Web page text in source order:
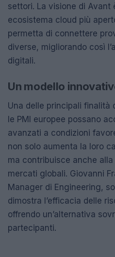
settori. La visione di Avant
ecosistema cloud più
permetta di connettere
diverse, migliorando così
digitali.
Un modello
Una delle principali finalità
le PMI europee possano
avanzati a condizioni
non solo aumenta la loro
ma contribuisce anche
mercati globali. Giovanni
Manager di Engineering,
dimostra l’efficacia delle
offrendo un’alternativa
partecipanti.